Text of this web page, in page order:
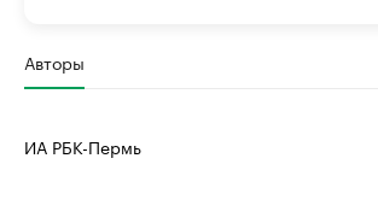
Авторы
ИА РБК-Пермь